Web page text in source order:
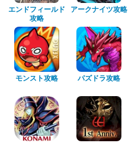
エンドフィールド
攻略
アークナイツ攻略
モンスト攻略 パズドラ攻略